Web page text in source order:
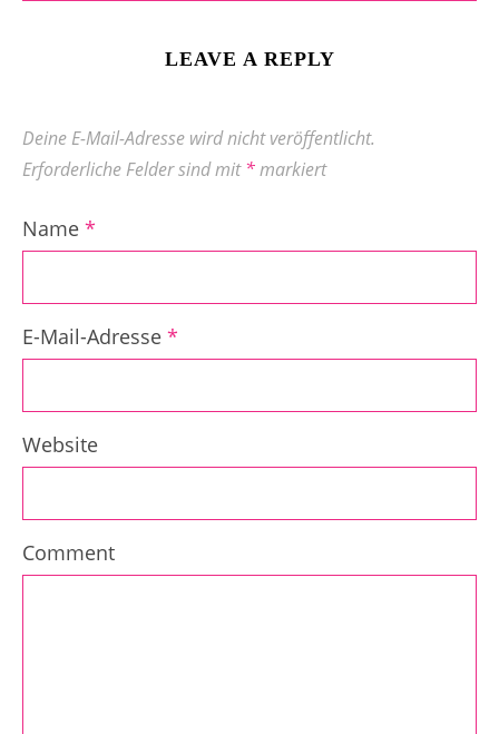
LEAVE A REPLY
Deine E-Mail-Adresse wird nicht veröffentlicht.
Erforderliche Felder sind mit*markiert
Name *
E-Mail-Adresse *
Website
Comment